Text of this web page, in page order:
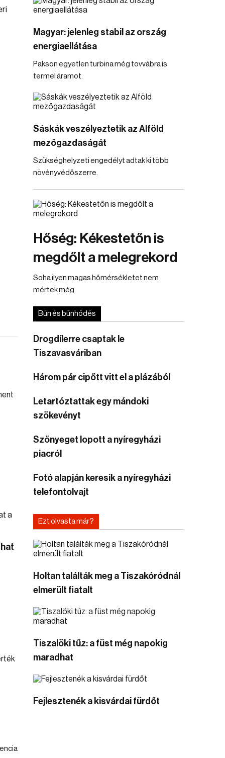
Magyar: jelenleg stabil az ország
energiaellátása
Pakson egyetlen turbina még tovvábra is
termel áramot.
Sáskák veszélyeztetik az Alföld
mezőgazdaságát
Szükséghelyzeti engedélyt adtak ki több
növényvédőszerre.
Hőség: Kékestetőn is
megdőlt a melegrekord
Soha ilyen magas hőmérsékletet nem
mértek még.
Bűn és bűnhődés
Drogdílerre csaptak le
Tiszavasváriban
Három pár cipőtt vitt el a plázából
Letartóztattak egy mándoki
szökevényt
Szőnyeget lopott a nyíregyházi
piacról
Fotó alapján keresik a nyíregyházi
telefontolvajt
Ezt olvasta már?
Holtan találták meg a Tiszakóródnál
elmerült fiatalt
Tiszalöki tűz: a füst még napokig
maradhat
Fejlesztenék a kisvárdai fürdőt